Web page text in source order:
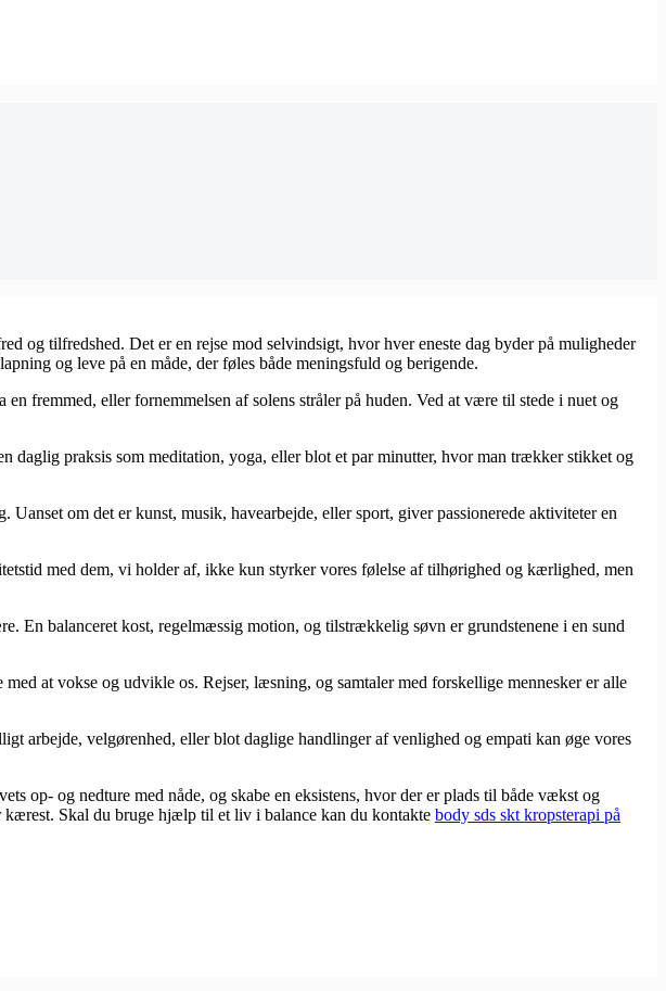
og tilfredshed. Det er en rejse mod selvindsigt, hvor hver eneste dag byder på muligheder
og leve på en måde, der føles både meningsfuld og berigende.
fremmed, eller fornemmelsen af solens stråler på huden. Ved at være til stede i nuet og
praksis som meditation, yoga, eller blot et par minutter, hvor man trækker stikket og
om det er kunst, musik, havearbejde, eller sport, giver passionerede aktiviteter en
med dem, vi holder af, ikke kun styrker vores følelse af tilhørighed og kærlighed, men
En balanceret kost, regelmæssig motion, og tilstrækkelig søvn er grundstenene i en sund
at vokse og udvikle os. Rejser, læsning, og samtaler med forskellige mennesker er alle
arbejde, velgørenhed, eller blot daglige handlinger af venlighed og empati kan øge vores
op- og nedture med nåde, og skabe en eksistens, hvor der er plads til både vækst og
Skal du bruge hjælp til et liv i balance kan du kontakte body sds skt kropsterapi på